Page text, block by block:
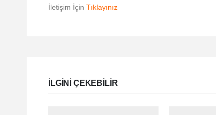
İletişim İçin Tıklayınız
ILGINI ÇEKEBILIR